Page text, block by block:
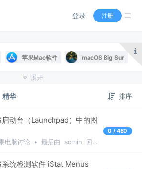
登录 注册
苹果Mac软件 macOS Big Sur
苹果电脑讨论
Mac提问与解答 黑苹果网卡驱动
黑苹果显卡驱动 macOS Mojave
iPad讨论区 iPhone讨论区
High Sierra 黑苹果驱动
展开
精华 排序
动台（Launchpad）中的图
电脑讨论 • 最后由 admin
回
0 / 480
系统检测软件 iStat Menus